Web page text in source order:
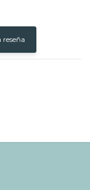
reseña